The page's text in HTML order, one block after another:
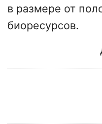
в размере от
биоресурсов.